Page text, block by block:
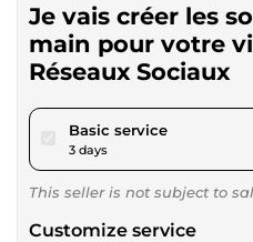
Je vais créer les
main pour votre
Réseaux Sociaux
Basic servicepour $5.78
3 days
This seller is not subject to
Customize service